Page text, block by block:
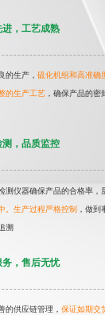
进，工艺成熟
的生产，硫化机组和高准确
的生产工艺 ，确保产品的密
测，品质监控
测仪器确保产品的合格率，
。生产过程严格控制 ，做
溯
务，售后无忧
的供应链管理，保证如期交